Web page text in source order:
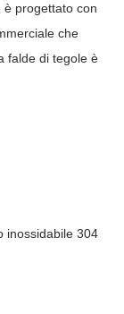
è progettato con
che
falde di tegole è
inossidabile 304